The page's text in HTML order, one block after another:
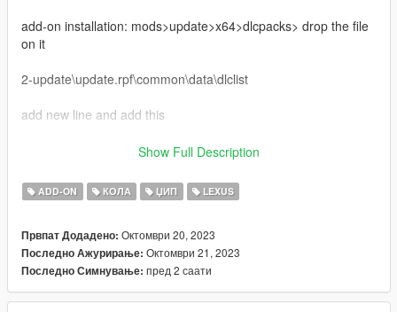
add-on installation: mods>update>x64>dlcpacks> drop the file
on it
2-update\update.rpf\common\data\dlclist
add new line and add this
3-dlcpacks:\sawlx500d\
if have any bugs pls late me now
ready
You do not have permission to modify or sell it
Show Full Description
ADD-ON КОЛА ЏИП LEXUS
Првпат Додадено: Октомври 20, 2023
Последно Ажурирање: Октомври 21, 2023
Последно Симнување: пред 2 саати